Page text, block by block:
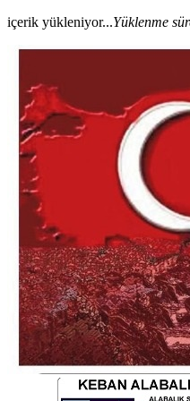
içerik yükleniyor...Yüklenme